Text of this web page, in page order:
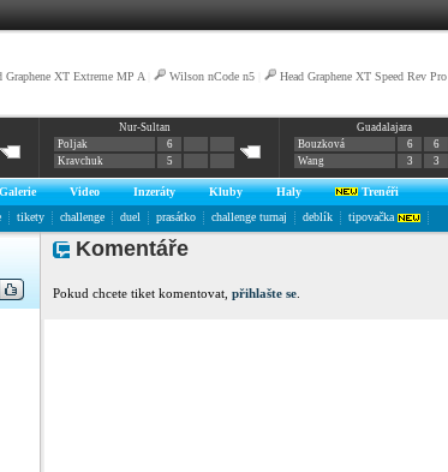
Graphene XT Extreme MP A Wilson nCode n5 Head Graphene XT Speed Rev Pro
Nur-Sultan
Poljak
6
Kravchuk
5
Guadalajara
Bouzková
6
6
Wang
3 3
Galerie Video Inzeráty Kluby Haly
Trenéři
tikety challenge duel prasátko challenge turnaj deblík tipovačka
Komentáře
Pokud chcete tiket komentovat, přihlašte se